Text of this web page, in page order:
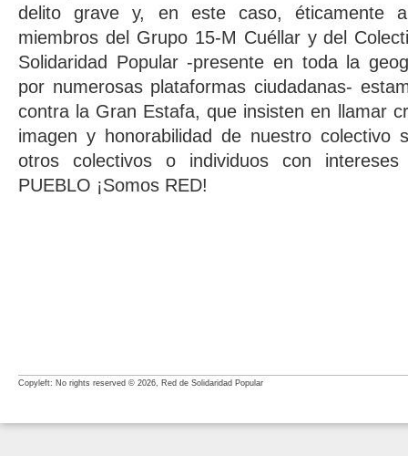
delito grave y, en este caso, éticamente
miembros del Grupo 15-M Cuéllar y del
Solidaridad Popular -presente en toda la
por numerosas plataformas ciudadanas-
contra la Gran Estafa, que insisten en llamar
imagen y honorabilidad de nuestro colectivo
otros colectivos o individuos con
PUEBLO ¡Somos RED!
Copyleft: No rights reserved © 2026, Red de Solidaridad Popular